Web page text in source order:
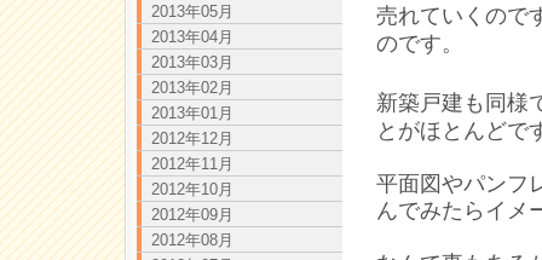
売れていくので
のです。
新築戸建も同様
とがほとんどで
平面図やパンフ
んでみたらイメ
2013年05月
2013年04月
2013年03月
2013年02月
2013年01月
2012年12月
2012年11月
2012年10月
2012年09月
2012年08月